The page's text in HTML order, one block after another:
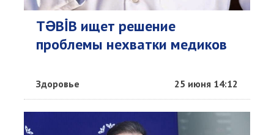
TƏBİB ищет решение
проблемы нехватки медиков
Здоровье 25 июня 14:12